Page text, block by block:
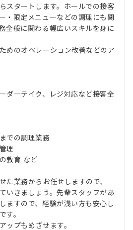
スタートします。ホールでの接客
・限定メニューなどの調理にも関
全般に関わる幅広いスキルを身に
めのオペレーション改善などのア
ダーテイク、レジ対応など接客全
での調理業務
理
教育 など
た業務からお任せしますので、
いきましょう。先輩スタッフがあ
ますので、経験が浅い方も安心し
す。
ップもめざせます。